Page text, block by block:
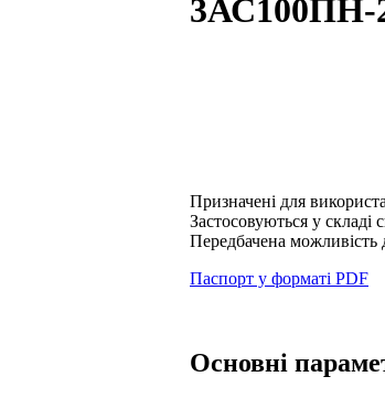
3АС100ПН-
Призначені для
Застосовуються у складі
Передбачена
Паспорт у форматі PDF
Основні